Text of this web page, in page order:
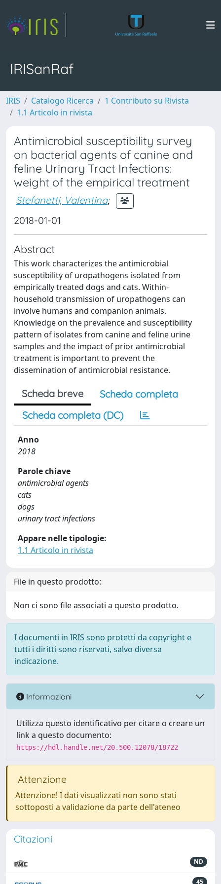
IRISanRaf
IRIS Catalogo Ricerca
1 Contributo su Rivista
1.1 Articolo in rivista
Antimicrobial susceptibility survey
on bacterial agents of canine and
feline Urinary Tract Infections:
weight of the empirical treatment
Stefanetti, Valentina;
2018-01-01
Abstract
This work characterizes the antimicrobial
susceptibility of uropathogens isolated from
empirically treated dogs and cats. Within-
household transmission of uropathogens can
involve humans and companion animals.
Knowledge on the prevalence and susceptibility
pattern of isolates from canine and feline urine
samples and the impact of prior antimicrobial
treatment is important to prevent the
dissemination of antimicrobial resistance.
Scheda breve
Scheda completa
Scheda completa (DC)
Anno
2018
Parole chiave
antimicrobial agents
cats
dogs
urinary tract infections
Appare nelle tipologie:
1.1 Articolo in rivista
File in questo prodotto:
Non ci sono file associati a questo prodotto.
I documenti in IRIS sono protetti da copyright e
tutti i diritti sono riservati, salvo diversa
indicazione.
Informazioni
Utilizza questo identificativo per citare o creare un
link a questo documento:
https://hdl.handle.net/20.500.12078/18722
Attenzione
Attenzione! I dati visualizzati non sono stati
sottoposti a validazione da parte dell'ateneo
Citazioni
ND
45